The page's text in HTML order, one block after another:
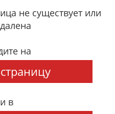
не существует или
на
в